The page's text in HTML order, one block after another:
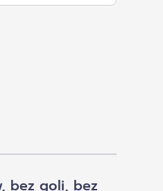
bez goli, bez